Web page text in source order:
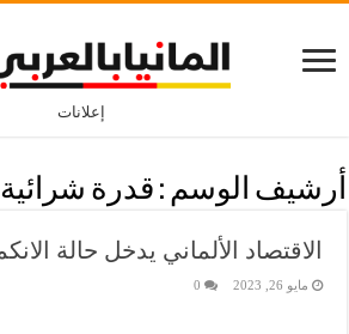
إعلانات
أرشيف الوسم : قدرة شرائية
الاقتصاد الألماني يدخل حالة
مايو 26, 2023 0